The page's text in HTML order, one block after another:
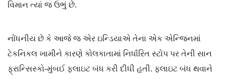
વિમાન ત્યાં જ ઉભું છે.
નોંધનીય છે કે આજે જ એર ઇન્ડિયાએ તેના એક એન્જિનમાં
ટેકનિકલ ખામીને કારણે કોલકાતામાં નિર્ધારિત સ્ટોપ પર તેની સાન
ફ્રાન્સિસ્કો-મુંબઈ ફ્લાઇટ બંધ કરી દીધી હતી. ફ્લાઇટ બંધ થવાને